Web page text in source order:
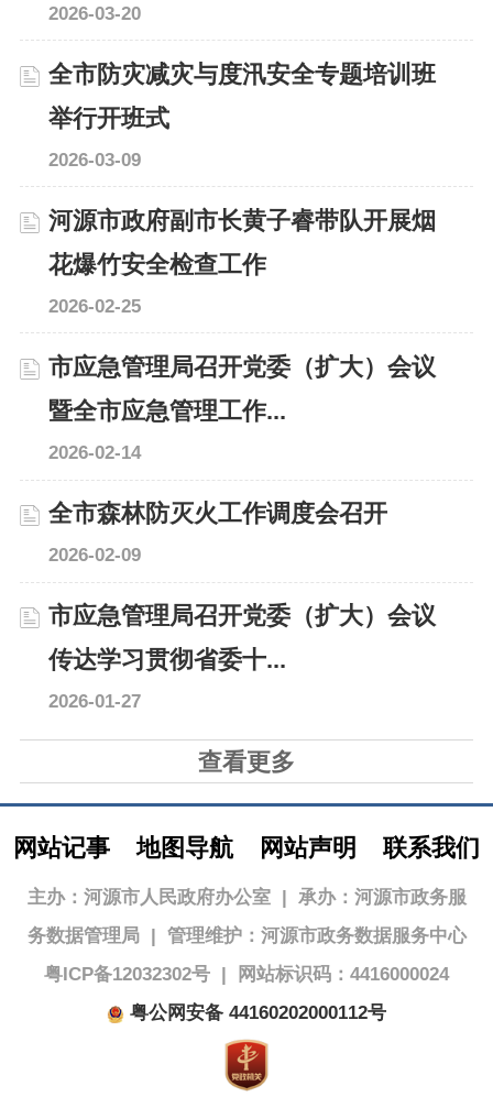
2026-03-20
全市防灾减灾与度汛安全专题培训班
举行开班式
2026-03-09
河源市政府副市长黄子睿带队开展烟
花爆竹安全检查工作
2026-02-25
市应急管理局召开党委（扩大）会议
暨全市应急管理工作...
2026-02-14
全市森林防灭火工作调度会召开
2026-02-09
市应急管理局召开党委（扩大）会议
传达学习贯彻省委十...
2026-01-27
查看更多
网站记事 地图导航 网站声明 联系我们
主办：河源市人民政府办公室| 承办：河源市政务服
务数据管理局| 管理维护：河源市政务数据服务中心
粤ICP备12032302号
网站标识码：4416000024
粤公网安备 44160202000112号